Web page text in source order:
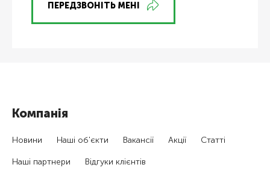
ПЕРЕДЗВОНІТЬ МЕНІ
Компанія
Новини Наші об'єкти Вакансії Акції Статті
Наші партнери Відгуки клієнтів